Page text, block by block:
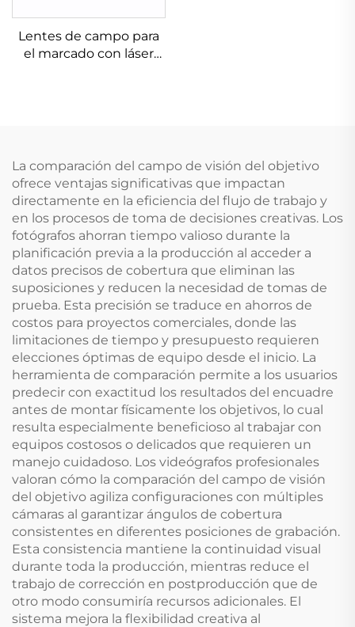
Lentes de campo para
el marcado con láser
La comparación del campo de visión del objetivo
ofrece ventajas significativas que impactan
directamente en la eficiencia del flujo de trabajo y
en los procesos de toma de decisiones creativas. Los
fotógrafos ahorran tiempo valioso durante la
planificación previa a la producción al acceder a
datos precisos de cobertura que eliminan las
suposiciones y reducen la necesidad de tomas de
prueba. Esta precisión se traduce en ahorros de
costos para proyectos comerciales, donde las
limitaciones de tiempo y presupuesto requieren
elecciones óptimas de equipo desde el inicio. La
herramienta de comparación permite a los usuarios
predecir con exactitud los resultados del encuadre
antes de montar físicamente los objetivos, lo cual
resulta especialmente beneficioso al trabajar con
equipos costosos o delicados que requieren un
manejo cuidadoso. Los videógrafos profesionales
valoran cómo la comparación del campo de visión
del objetivo agiliza configuraciones con múltiples
cámaras al garantizar ángulos de cobertura
consistentes en diferentes posiciones de grabación.
Esta consistencia mantiene la continuidad visual
durante toda la producción, mientras reduce el
trabajo de corrección en postproducción que de
otro modo consumiría recursos adicionales. El
sistema mejora la flexibilidad creativa al